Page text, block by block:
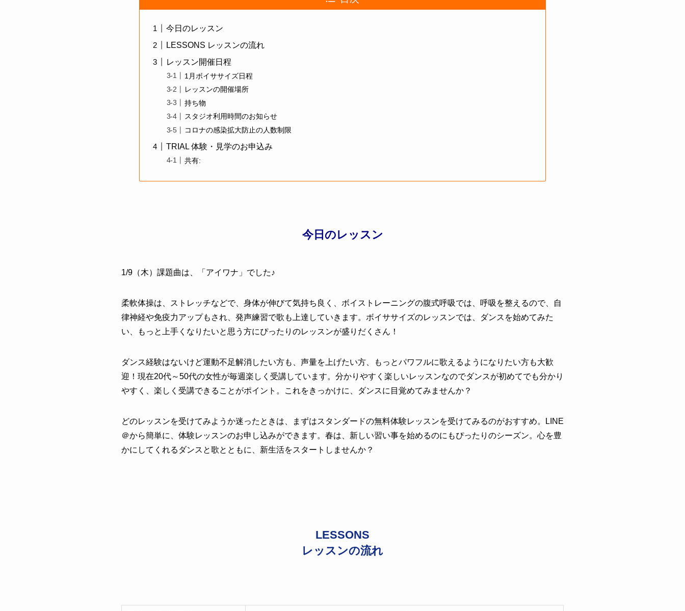
今日のレッスン
LESSONS レッスンの流れ
レッスン開催日程
1月ボイササイズ日程
レッスンの開催場所
持ち物
スタジオ利用時間のお知らせ
コロナの感染拡大防止の人数制限
TRIAL 体験・見学のお申込み
共有:
今日のレッスン
1/9（木）課題曲は 、「 アイワナ 」でした♪
柔軟体操は、ストレッチなどで、身体が伸びて気持ち良く、ボイストレーニングの腹式呼吸では、呼吸を整えるので、自
律神経や免疫力アップもされ、発声練習で歌も上達していきます。ボイササイズのレッスンでは、ダンスを始めてみた
い、もっと上手くなりたいと思う方にぴったりのレッスンが盛りだくさん！
ダンス経験はないけど運動不足解消したい方も、声量を上げたい方、もっとパワフルに歌えるようになりたい方も大歓
迎！現在20代～50代の女性が毎週楽しく受講しています。分かりやすく楽しいレッスンなのでダンスが初めてでも分かり
やすく、楽しく受講できることがポイント。これをきっかけに、ダンスに目覚めてみませんか？
どのレッスンを受けてみようか迷ったときは、まずはスタンダードの無料体験レッスンを受けてみるのがおすすめ。LINE
＠から簡単に、体験レッスンのお申し込みができます。春は、新しい習い事を始めるのにもぴったりのシーズン。心を豊
かにしてくれるダンスと歌とともに、新生活をスタートしませんか？
LESSONS
レッスンの流れ